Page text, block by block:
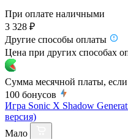
При оплате наличными
3 328 ₽
Другие способы оплаты
Цена при других способах
Сумма месячной платы, если
100 бонусов
Игра Sonic X Shadow
версия)
Мало